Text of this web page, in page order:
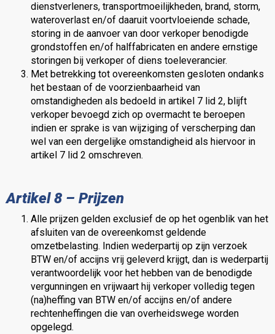
dienstverleners, transportmoeilijkheden, brand, storm,
wateroverlast en/of daaruit voortvloeiende schade,
storing in de aanvoer van door verkoper benodigde
grondstoffen en/of halffabricaten en andere ernstige
storingen bij verkoper of diens toeleverancier.
Met betrekking tot overeenkomsten gesloten ondanks
het bestaan of de voorzienbaarheid van
omstandigheden als bedoeld in artikel 7 lid 2, blijft
verkoper bevoegd zich op overmacht te beroepen
indien er sprake is van wijziging of verscherping dan
wel van een dergelijke omstandigheid als hiervoor in
artikel 7 lid 2 omschreven.
Artikel 8 – Prijzen
Alle prijzen gelden exclusief de op het ogenblik van het
afsluiten van de overeenkomst geldende
omzetbelasting. Indien wederpartij op zijn verzoek
BTW en/of accijns vrij geleverd krijgt, dan is wederpartij
verantwoordelijk voor het hebben van de benodigde
vergunningen en vrijwaart hij verkoper volledig tegen
(na)heffing van BTW en/of accijns en/of andere
rechtenheffingen die van overheidswege worden
opgelegd.